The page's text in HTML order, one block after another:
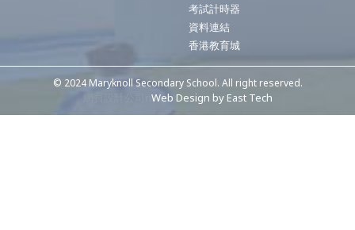
考試計時器
資料連結
香港教育城
© 2024 Maryknoll Secondary School. All right reserved.
Web Design byEast Tech